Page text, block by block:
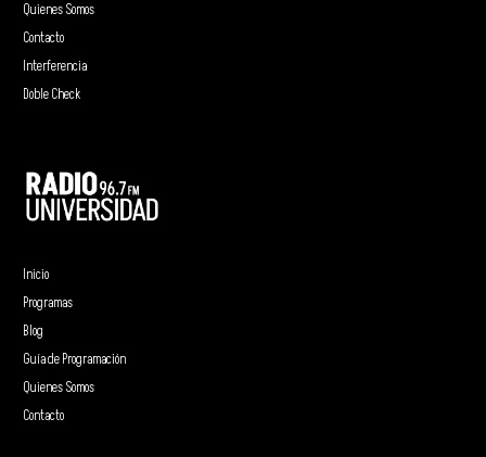
Quienes Somos
Contacto
Interferencia
Doble Check
Inicio
Programas
Blog
Guía de Programación
Quienes Somos
Contacto